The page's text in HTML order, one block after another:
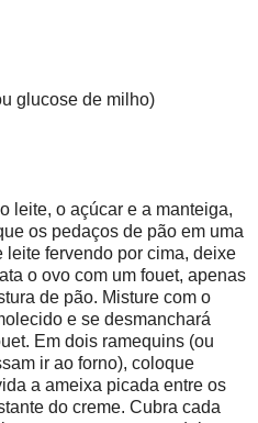
glucose de milho)
leite, o açúcar e a manteiga,
os pedaços de pão em uma
leite fervendo por cima, deixe
o ovo com um fouet, apenas
de pão. Misture com o
e se desmanchará
Em dois ramequins (ou
ir ao forno), coloque
a ameixa picada entre os
do creme. Cubra cada